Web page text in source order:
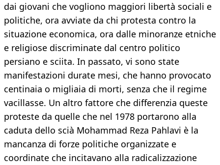
dai giovani che vogliono maggiori libertà sociali e
politiche, ora avviate da chi protesta contro la
situazione economica, ora dalle minoranze etniche
e religiose discriminate dal centro politico
persiano e sciita. In passato, vi sono state
manifestazioni durate mesi, che hanno provocato
centinaia o migliaia di morti, senza che il regime
vacillasse. Un altro fattore che differenzia queste
proteste da quelle che nel 1978 portarono alla
caduta dello scià Mohammad Reza Pahlavi è la
mancanza di forze politiche organizzate e
coordinate che incitavano alla radicalizzazione